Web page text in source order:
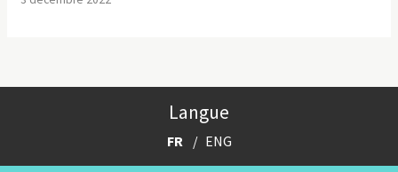
Langue
FR ENG